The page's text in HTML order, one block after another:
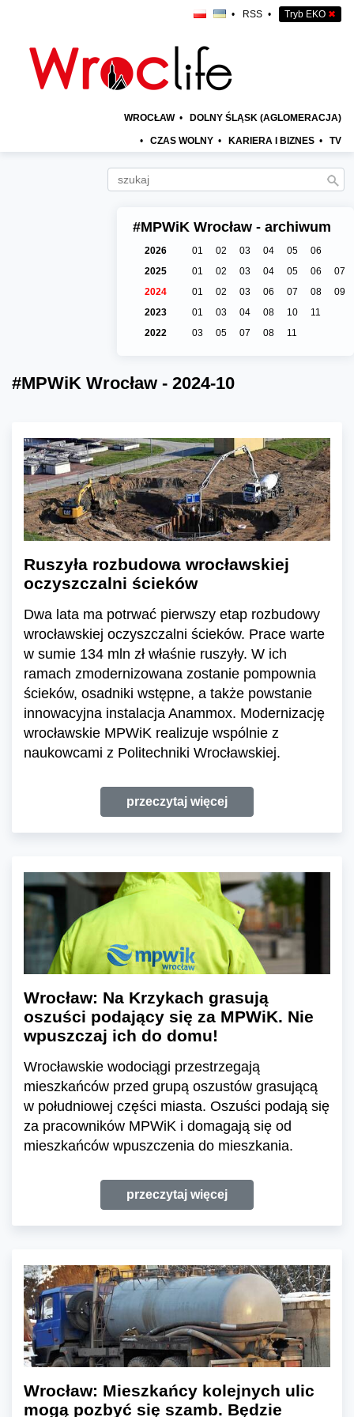
• RSS • Tryb EKO ✖
WROCŁAW • DOLNY ŚLĄSK (AGLOMERACJA)
• CZAS WOLNY • KARIERA I BIZNES • TV
#MPWiK Wrocław - archiwum
2026 01 02 03 04 05
06
2025
01 02 03 04 05 06
07
2024
01 02 03 06 07 08
09
2023
01 03 04 08 10
11
2022
03 05 07 08 11
#MPWiK Wrocław - 2024-10
Ruszyła rozbudowa wrocławskiej
oczyszczalni ścieków
Dwa lata ma potrwać pierwszy etap rozbudowy
wrocławskiej oczyszczalni ścieków. Prace warte
w sumie 134 mln zł właśnie ruszyły. W ich
ramach zmodernizowana zostanie pompownia
ścieków, osadniki wstępne, a także powstanie
innowacyjna instalacja Anammox. Modernizację
wrocławskie MPWiK realizuje wspólnie z
naukowcami z Politechniki Wrocławskiej.
przeczytaj więcej
Wrocław: Na Krzykach grasują
oszuści podający się za MPWiK. Nie
wpuszczaj ich do domu!
Wrocławskie wodociągi przestrzegają
mieszkańców przed grupą oszustów grasującą
w południowej części miasta. Oszuści podają się
za pracowników MPWiK i domagają się od
mieszkańców wpuszczenia do mieszkania.
przeczytaj więcej
Wrocław: Mieszkańcy kolejnych ulic
mogą pozbyć się szamb. Będzie